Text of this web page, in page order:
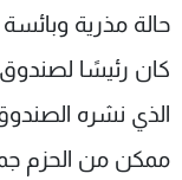
حالة مذرية
كان رئيسًا
الذي نشره
ممكن من الحزم